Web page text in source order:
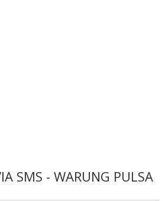
SMS - WARUNG PULSA